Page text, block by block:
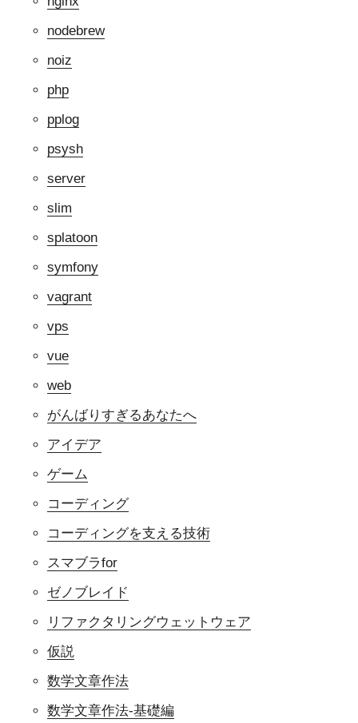
nodebrew
noiz
php
pplog
psysh
server
slim
splatoon
symfony
vagrant
vps
vue
web
がんばりすぎるあなたへ
アイデア
ゲーム
コーディング
コーディングを支える技術
スマブラfor
ゼノブレイド
リファクタリングウェットウェア
仮説
数学文章作法
数学文章作法-基礎編